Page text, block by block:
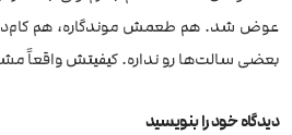
عوض شد. هم طعمش موندگاره، هم
بعضی سالت‌ها رو نداره. کیفیتش واقعاً
دیدگاه خود را بنویسید